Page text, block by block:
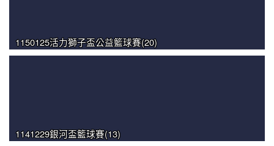
1150125活力獅子盃公益籃球賽(20)
1141229銀河盃籃球賽(13)